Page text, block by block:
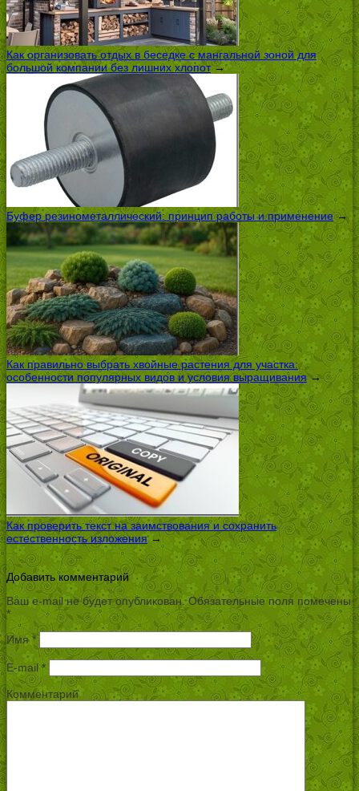
Как организовать отдых в беседке с мангальной зоной для
большой компании без лишних хлопот→
Буфер резинометаллический: принцип работы и применение→
Как правильно выбрать хвойные растения для участка:
особенности популярных видов и условия выращивания→
Как проверить текст на заимствования и сохранить
естественность изложения→
Добавить комментарий
Ваш e-mail не будет опубликован.Обязательные поля помечены
*
Имя*
E-mail*
Комментарий